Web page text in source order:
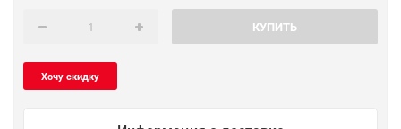
КУПИТЬ